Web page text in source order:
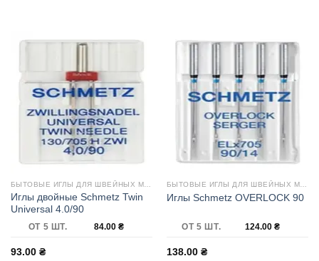
Иглы двойные Schmetz Twin
Universal 4.0/90
ОТ 5 ШТ. 84.00 ₴
93.00 ₴
Иглы Schmetz OVERLOCK 90
ОТ 5 ШТ. 124.00 ₴
138.00 ₴